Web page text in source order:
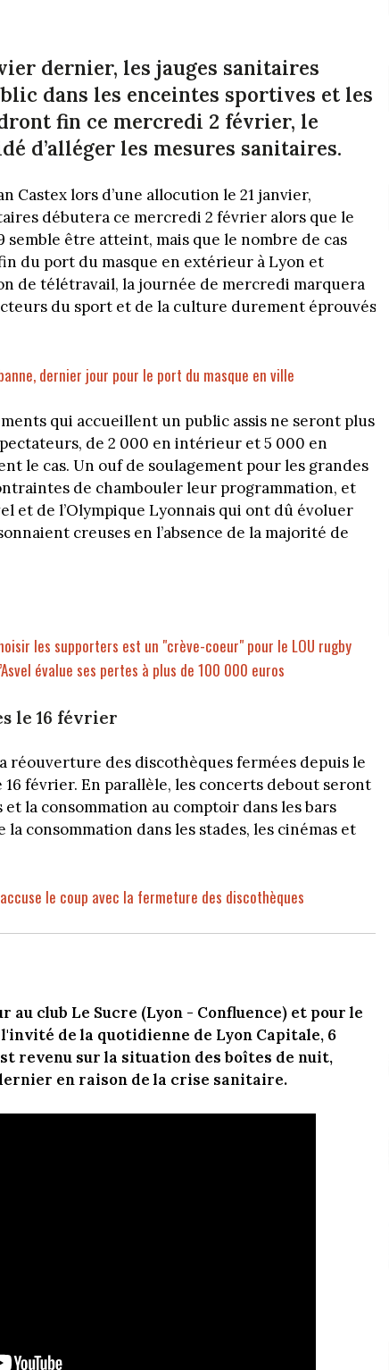
dernier, les jauges sanitaires
dans les enceintes sportives et les
fin ce mercredi 2 février, le
d’alléger les mesures sanitaires.
Castex lors d’une allocution le 21 janvier,
débutera ce mercredi 2 février alors que le
semble être atteint, mais que le nombre de cas
du port du masque en extérieur à Lyon et
de télétravail, la journée de mercredi marquera
du sport et de la culture durement éprouvés
dernier jour pour le port du masque en ville
qui accueillent un public assis ne seront plus
de 2 000 en intérieur et 5 000 en
le cas. Un ouf de soulagement pour les grandes
de chambouler leur programmation, et
et de l’Olympique Lyonnais qui ont dû évoluer
creuses en l’absence de la majorité de
les supporters est un "crève-coeur" pour le LOU rugby
évalue ses pertes à plus de 100 000 euros
le 16 février
réouverture des discothèques fermées depuis le
février. En parallèle, les concerts debout seront
la consommation au comptoir dans les bars
consommation dans les stades, les cinémas et
le coup avec la fermeture des discothèques
club Le Sucre (Lyon - Confluence) et pour le
de la quotidienne de Lyon Capitale, 6
revenu sur la situation des boîtes de nuit,
en raison de la crise sanitaire.